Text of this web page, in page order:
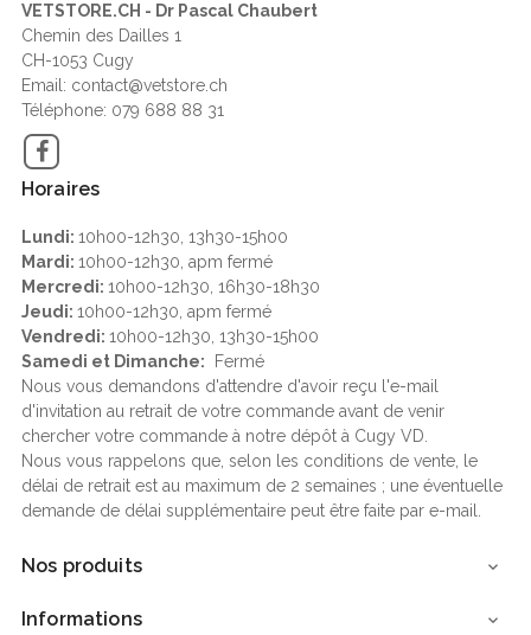
VETSTORE.CH - Dr Pascal Chaubert
Chemin des Dailles 1
CH-1053 Cugy
Email: contact@vetstore.ch
Téléphone: 079 688 88 31
Horaires
Lundi: 10h00-12h30, 13h30-15h00
Mardi: 10h00-12h30, apm fermé
Mercredi: 10h00-12h30, 16h30-18h30
Jeudi: 10h00-12h30, apm fermé
Vendredi: 10h00-12h30, 13h30-15h00
Samedi et Dimanche: Fermé
Nous vous demandons d'attendre d'avoir reçu l'e-mail
d'invitation au retrait de votre commande avant de venir
chercher votre commande à notre dépôt à Cugy VD.
Nous vous rappelons que, selon les conditions de vente, le
délai de retrait est au maximum de 2 semaines ; une éventuelle
demande de délai supplémentaire peut être faite par e-mail.
Nos produits 
Informations 